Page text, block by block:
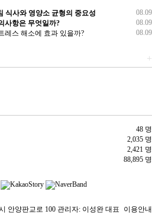
08.09
식사와 영양소 균형의 중요성
08.09
사항은 무엇일까?
08.09
레스 해소에 효과 있을까?
+
48 명
2,035 명
2,421 명
88,895 명
이용안내
안양판교로 100 관리자: 이성완 대표